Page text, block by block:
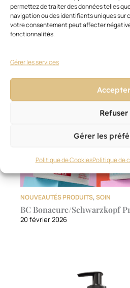
permettez de traiter des données telles
navigation ou des identifiants uniques sur
votre consentement peut affecter
fonctionnalités.
Gérer les services
Accepter
Refuser
Gérer les
Politique de CookiesPolitique de
Ces articles pourraient
intéresser
NOUVEAUTÉS PRODUITS,SOIN
BC Bonacure/Schwarzkopf
20 février 2026